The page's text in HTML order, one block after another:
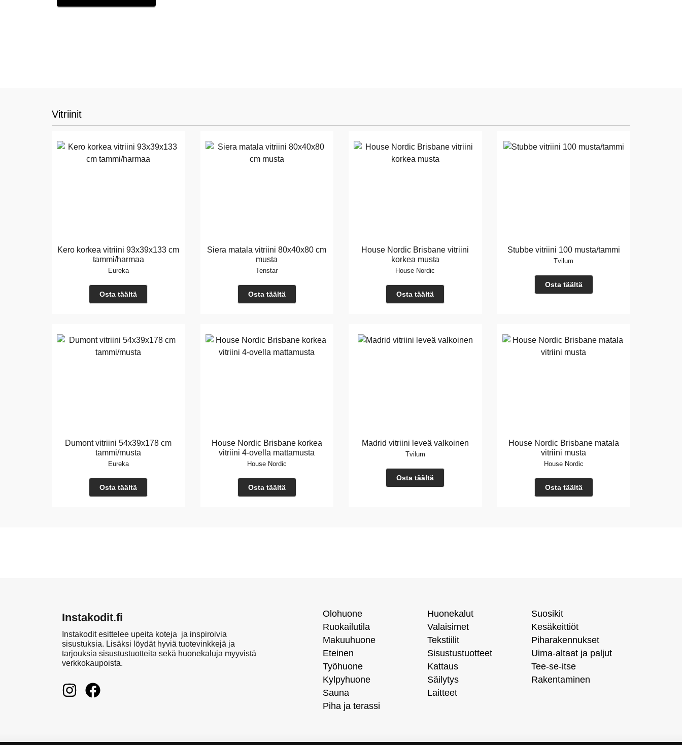
Vitriinit
Kero korkea vitriini 93x39x133 cm
tammi/harmaa
Eureka
Osta täältä
Siera matala vitriini 80x40x80 cm
musta
Tenstar
Osta täältä
House Nordic Brisbane vitriini
korkea musta
House Nordic
Osta täältä
Stubbe vitriini 100 musta/tammi
Tvilum
Osta täältä
Dumont vitriini 54x39x178 cm
tammi/musta
Eureka
Osta täältä
House Nordic Brisbane korkea
vitriini 4-ovella mattamusta
House Nordic
Osta täältä
Madrid vitriini leveä valkoinen
Tvilum
Osta täältä
House Nordic Brisbane matala
vitriini musta
House Nordic
Osta täältä
Instakodit.fi
Instakodit esittelee upeita koteja ja inspiroivia
sisustuksia. Lisäksi löydät hyviä tuotevinkkejä ja
tarjouksia sisustustuotteita sekä huonekaluja myyvistä
verkkokaupoista.
Olohuone
Ruokailutila
Makuuhuone
Eteinen
Työhuone
Kylpyhuone
Sauna
Piha ja terassi
Huonekalut
Valaisimet
Tekstiilit
Sisustustuotteet
Kattaus
Säilytys
Laitteet
Suosikit
Kesäkeittiöt
Piharakennukset
Uima-altaat ja paljut
Tee-se-itse
Rakentaminen